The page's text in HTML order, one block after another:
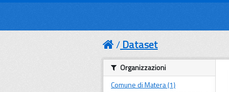
Dataset
Organizzazioni
Comune di Matera (1)